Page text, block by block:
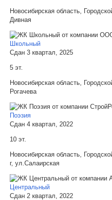
Новосибирская область,
Дивная
Школьный
Сдан 3 квартал, 2025
5 эт.
Новосибирская область,
Рогачева
Поэзия
Сдан 4 квартал, 2022
10 эт.
Новосибирская область,
г, ул.Салаирская
Центральный
Сдан 2 квартал, 2022